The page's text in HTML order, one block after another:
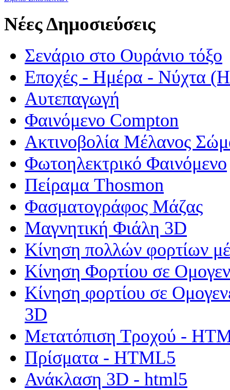
Νέες Δημοσιεύσεις
Σενάριο στο Ουράνιο τόξο
Εποχές - Ημέρα - Νύχτα
Αυτεπαγωγή
Φαινόμενο Compton
Ακτινοβολία Μέλανος
Φωτοηλεκτρικό Φαινόμενο
Πείραμα Thosmon
Φασματογράφος Μάζας
Μαγνητική Φιάλη 3D
Κίνηση πολλών φορτίων
Κίνηση Φορτίου σε
Κίνηση φορτίου σε
3D
Μετατόπιση Τροχού -
Πρίσματα - HTML5
Ανάκλαση 3D - html5